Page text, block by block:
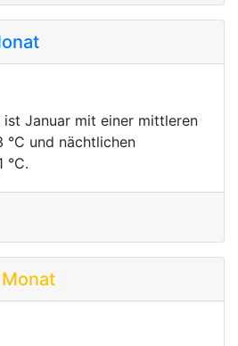
Januar mit einer mittleren
°C und nächtlichen
°C.